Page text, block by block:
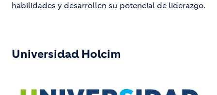
habilidades y desarrollen su potencial de liderazgo.
Universidad Holcim